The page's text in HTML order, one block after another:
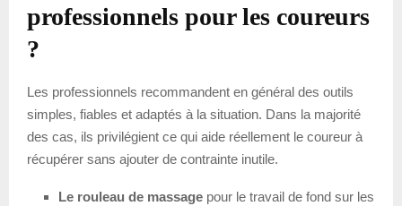
professionnels pour les coureurs
?
Les professionnels recommandent en général des outils
simples, fiables et adaptés à la situation. Dans la majorité
des cas, ils privilégient ce qui aide réellement le coureur à
récupérer sans ajouter de contrainte inutile.
Le rouleau de massage pour le travail de fond sur les